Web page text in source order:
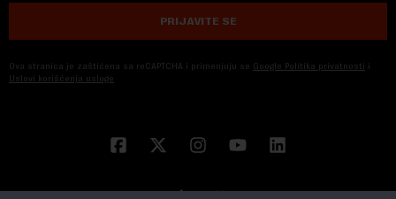
PRIJAVITE SE
Ova stranica je zaštićena sa reCAPTCHA i primenjuju se Google Politika privatnosti i
Uslovi korišćenja usluge